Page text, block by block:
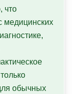
что
медицинских
обычных